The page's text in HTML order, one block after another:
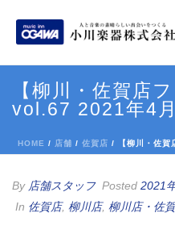
【柳川・佐賀店
vol.67 2021年4
HOME / 店舗 / 佐賀店 / 【柳川・佐賀
By 店舗スタッフ Posted 2021
In 佐賀店, 柳川店, 柳川店・佐